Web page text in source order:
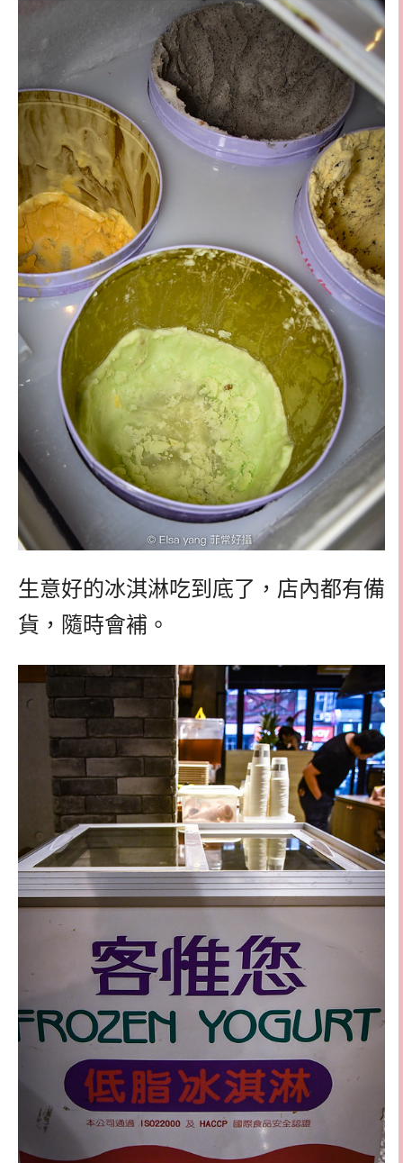
生意好的冰淇淋吃到底了，店內都有備
貨，隨時會補。